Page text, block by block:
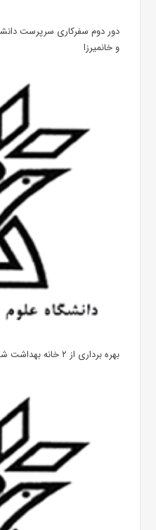
دور دوم سفرکاری سرپرست
و خانمیرزا
بهره ‌برداری از ۲ خانه بهداشت شهدای ارتش در چهارمحال و بختیاری